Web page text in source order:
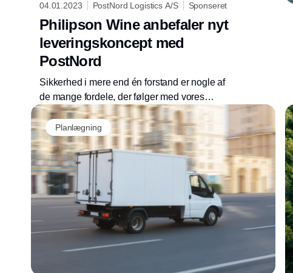
04.01.2023 PostNord Logistics A/S Sponseret
Philipson Wine anbefaler nyt
leveringskoncept med
PostNord
Sikkerhed i mere end én forstand er nogle af
de mange fordele, der følger med vores
specialdesignede leveringskoncept af vin.
Planlægning